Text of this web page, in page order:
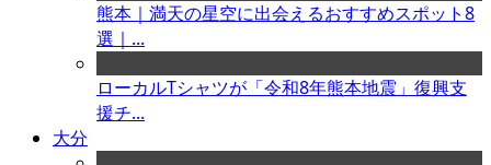
熊本｜満天の星空に出会えるおすすめスポット8
選｜...
ローカルTシャツが「令和8年熊本地震」復興支
援チ...
大分